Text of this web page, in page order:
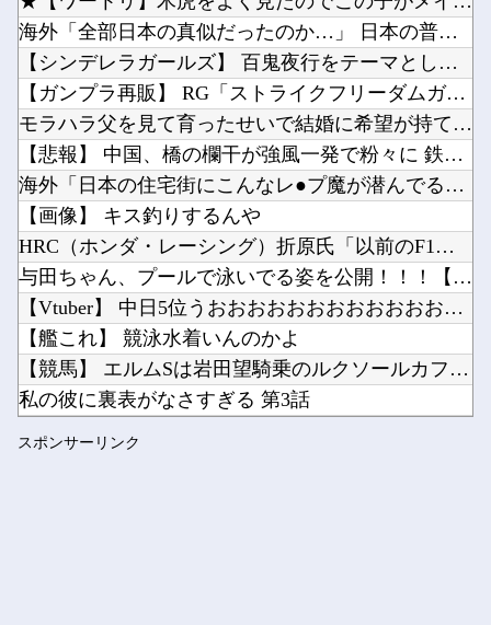
Powered by livedoor 相互RSS
お前らが思う「バカゲー」って何？他
シャープ、シンプルで使いやすいオーブンレンジ「RE-WF187」他
キズナアイが加藤純一と絡み出したけどどうなんだ？他
ペルソナ４R”メイン”ヒロインの里中千枝さん、来ている服と声がかわいかっただけという事実が...
ワイ同じスマホ11年使ってるんやけど他
Powered by livedoor 相互RSS
海外「全部日本の真似だったのか…」 日本の普通のテレビ番組が...
【シンデレラガールズ】 百鬼夜行をテーマとしたPOP UP ...
【ガンプラ再販】 RG「ストライクフリーダムガンダム ディア...
モラハラ父を見て育ったせいで結婚に希望が持てない私。それなの...
【悲報】 中国、橋の欄干が強風一発で粉々に 鉄筋ゼロ 当局「...
海外「日本の住宅街にこんなレ●プ魔が潜んでるとかマジかよ…さ...
【画像】 キス釣りするんや
HRC（ホンダ・レーシング）折原氏「以前のF1プロジェクトを...
与田ちゃん、プールで泳いでる姿を公開！！！【元乃木坂46】
【Vtuber】 中日5位うおおおおおおおおおおおおおおおお
【艦これ】 競泳水着いんのかよ
【競馬】 エルムSは岩田望騎乗のルクソールカフェがV
私の彼に裏表がなさすぎる 第3話
スポンサーリンク